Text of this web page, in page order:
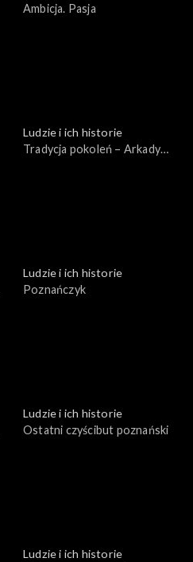
Ambicja. Pasja
Ludzie i ich historie
Tradycja pokoleń – Arkady
Ludzie i ich historie
Poznańczyk
Ludzie i ich historie
Ostatni czyścibut poznański
Ludzie i ich historie